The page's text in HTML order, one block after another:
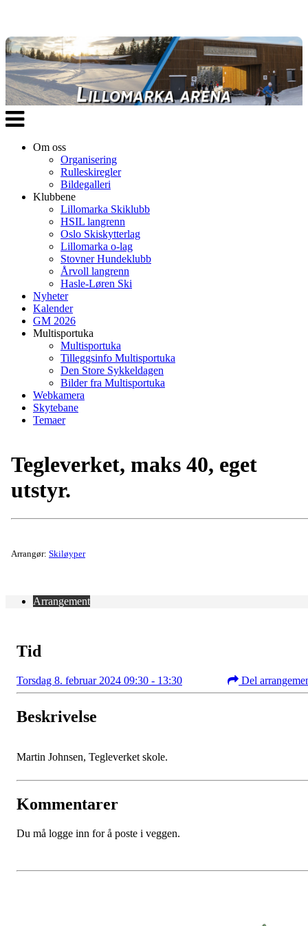
Veksle
navigasjon
Om oss
Organisering
Rulleskiregler
Bildegalleri
Klubbene
Lillomarka Skiklubb
HSIL langrenn
Oslo Skiskytterlag
Lillomarka o-lag
Stovner Hundeklubb
Årvoll langrenn
Hasle-Løren Ski
Nyheter
Kalender
GM 2026
Multisportuka
Multisportuka
Tilleggsinfo Multisportuka
Den Store Sykkeldagen
Bilder fra Multisportuka
Webkamera
Skytebane
Temaer
Tegleverket, maks 40, eget
utstyr.
Arrangør: Skiløyper
Arrangement
Tid
Torsdag 8. februar 2024 09:30 - 13:30 Del
Beskrivelse
Martin Johnsen, Tegleverket skole.
Kommentarer
Du må logge inn for å poste i veggen.